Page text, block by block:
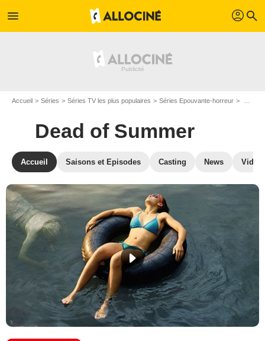
menu profil search
Accueil Séries Séries TV les plus populaires Séries Epouvante-horreur
Dead of Summer
Accueil Saisons et Episodes Casting News